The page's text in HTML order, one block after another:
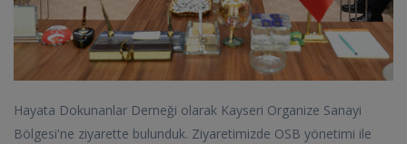
Hayata Dokunanlar Derneği olarak Kayseri Organize Sanayi
Bölgesi'ne ziyarette bulunduk. Ziyaretimizde OSB yönetimi ile